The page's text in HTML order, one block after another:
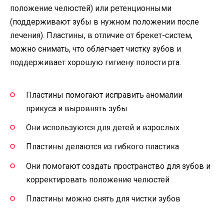
положение челюстей) или ретенционными
(поддерживают зубы в нужном положении после
лечения). Пластины, в отличие от брекет-систем,
можно снимать, что облегчает чистку зубов и
поддерживает хорошую гигиену полости рта.
Пластины помогают исправить аномалии
прикуса и выровнять зубы
Они используются для детей и взрослых
Пластины делаются из гибкого пластика
Они помогают создать пространство для зубов и
корректировать положение челюстей
Пластины можно снять для чистки зубов